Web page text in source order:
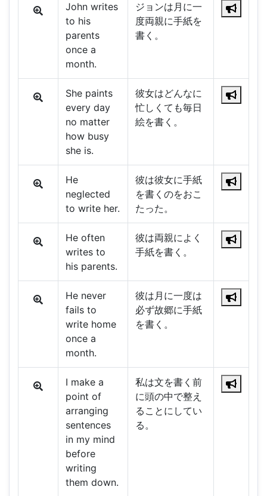
John writes
to his
parents
once a
month.
ジョンは月に一
度両親に手紙を
書く。
She paints
every day
no matter
how busy
she is.
彼女はどんなに
忙しくても毎日
絵を書く。
He
neglected
to write her.
彼は彼女に手紙
を書くのをおこ
たった。
He often
writes to
his parents.
彼は両親によく
手紙を書く。
He never
fails to
write home
once a
month.
彼は月に一度は
必ず故郷に手紙
を書く。
I make a
point of
arranging
sentences
in my mind
before
writing
them down.
私は文を書く前
に頭の中で整え
ることにしてい
る。